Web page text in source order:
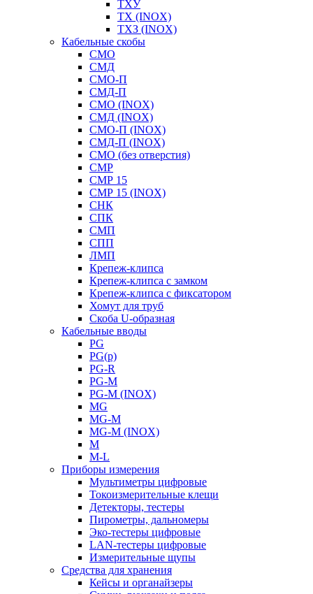
ТХУ
ТХ (INOX)
ТХЗ (INOX)
Кабельные скобы
СМО
СМД
СМО-П
СМД-П
СМО (INOX)
СМД (INOX)
СМО-П (INOX)
СМД-П (INOX)
СМО (без отверстия)
СМР
СМР 15
СМР 15 (INOX)
СНК
СПК
СМП
СПП
ЛМП
Крепеж-клипса
Крепеж-клипса с замком
Крепеж-клипса с фиксатором
Хомут для труб
Скоба U-образная
Кабельные вводы
PG
PG(p)
PG-R
PG-M
PG-M (INOX)
MG
MG-M
MG-M (INOX)
M
M-L
Приборы измерения
Мультиметры цифровые
Токоизмерительные клещи
Детекторы, тестеры
Пирометры, дальномеры
Эко-тестеры цифровые
LAN-тестеры цифровые
Измерительные щупы
Средства для хранения
Кейсы и органайзеры